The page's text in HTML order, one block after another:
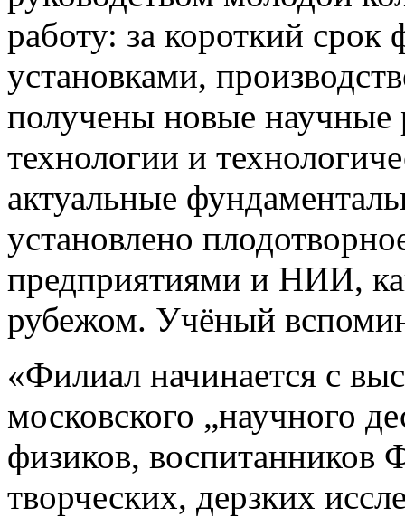
работу: за короткий
установками,
получены новые научные
технологии и
актуальные
установлено
предприятиями и НИИ,
рубежом. Учёный
«Филиал начинается с
московского „научного
физиков, воспитанников
творческих, дерзких